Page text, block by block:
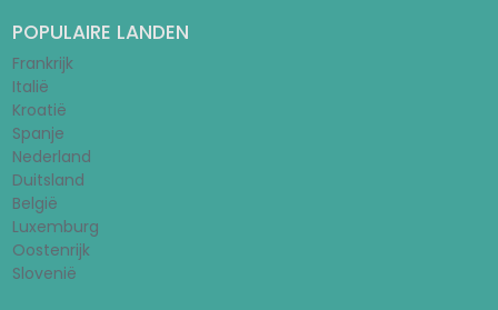
POPULAIRE LANDEN
Frankrijk
Italië
Kroatië
Spanje
Nederland
Duitsland
België
Luxemburg
Oostenrijk
Slovenië